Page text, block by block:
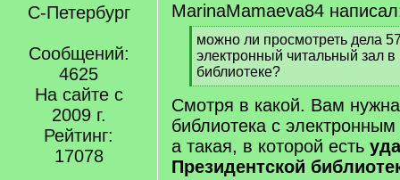
С-Петербург
Сообщений:
4625
На сайте с
2009 г.
Рейтинг:
17078
MarinaMamaeva84
[
q
]
можно ли просмотреть дела
электронный читальный зал
библиотеке?
[
/
q
]
Смотря в какой. Вам
библиотека с
а такая, в которой есть
Президентской